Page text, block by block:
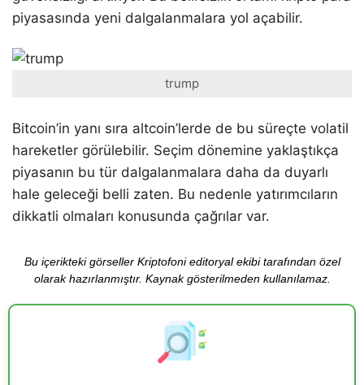
piyasasında yeni dalgalanmalara yol açabilir.
trump
Bitcoin’in yanı sıra altcoin’lerde de bu süreçte volatil
hareketler görülebilir. Seçim dönemine yaklaştıkça
piyasanın bu tür dalgalanmalara daha da duyarlı
hale geleceği belli zaten. Bu nedenle yatırımcıların
dikkatli olmaları konusunda çağrılar var.
Bu içerikteki görseller Kriptofoni editoryal ekibi tarafından özel
olarak hazırlanmıştır. Kaynak gösterilmeden kullanılamaz.